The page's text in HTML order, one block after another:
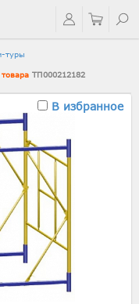
туры
ТП000212182
В избранное